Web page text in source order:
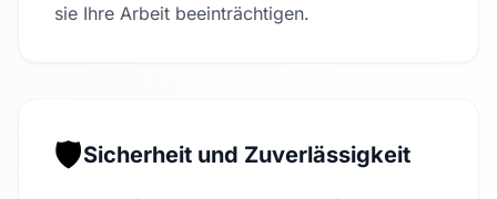
sie Ihre Arbeit beeinträchtigen.
🛡️Sicherheit und Zuverlässigkeit